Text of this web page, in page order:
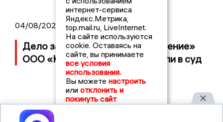
04/08/2026 15:40
Дело застройщика ЖК «Поколение»
ООО «Капитал Строй» передали в суд
интернет-сервиса
Яндекс.Метрика,
top.mail.ru, LiveInternet.
На сайте используются
cookie. Оставаясь на
сайте, вы принимаете
все условия
использования.
Вы можете настроить
или отклонить и
покинуть сайт